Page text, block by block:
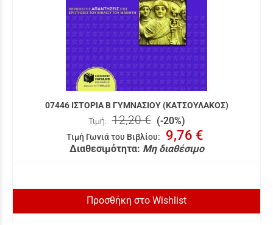
07446 ΙΣΤΟΡΙΑ Β ΓΥΜΝΑΣΙΟΥ (ΚΑΤΣΟΥΛΑΚΟΣ)
Τιμή: 12,20 € (-20%)
Τιμή Γωνιά του Βιβλίου: 9,76 €
Διαθεσιμότητα: Μη διαθέσιμο
Προσθήκη στο Wishlist